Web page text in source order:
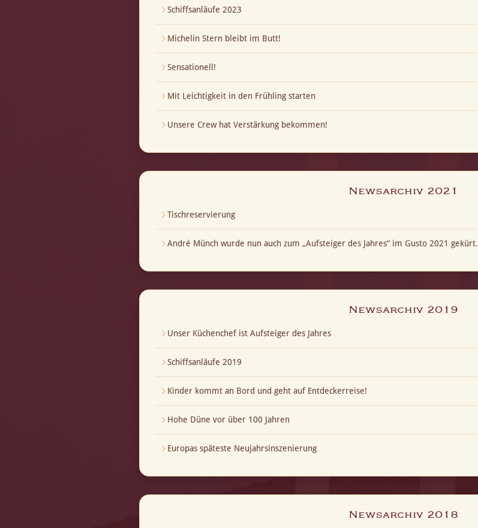
Schiffsanläufe 2023
Michelin Stern bleibt im Butt!
Sensationell!
Mit Leichtigkeit in den Frühling starten
Unsere Crew hat Verstärkung bekommen!
Newsarchiv 2021
Tischreservierung
André Münch wurde nun auch zum „Aufsteiger des Jahres“ im Gusto 2021 gekürt.
Newsarchiv 2019
Unser Küchenchef ist Aufsteiger des Jahres
Schiffsanläufe 2019
Kinder kommt an Bord und geht auf Entdeckerreise!
Hohe Düne vor über 100 Jahren
Europas späteste Neujahrsinszenierung
Newsarchiv 2018